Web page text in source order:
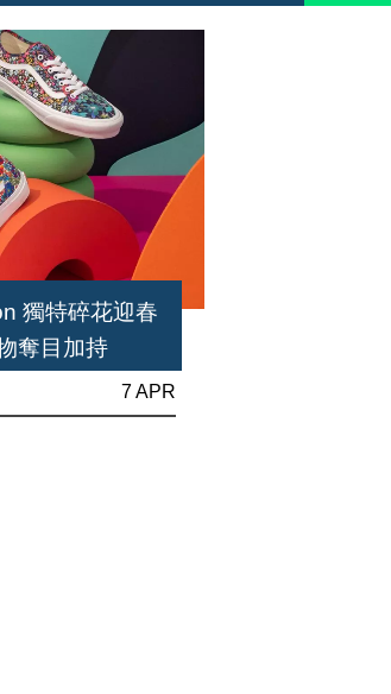
獨特碎花迎春
奪目加持
7 APR